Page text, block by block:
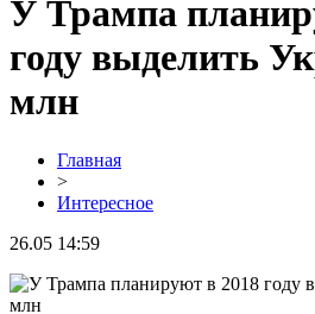
У Трампа
году выделить
млн
Главная
>
Интересное
26.05 14:59